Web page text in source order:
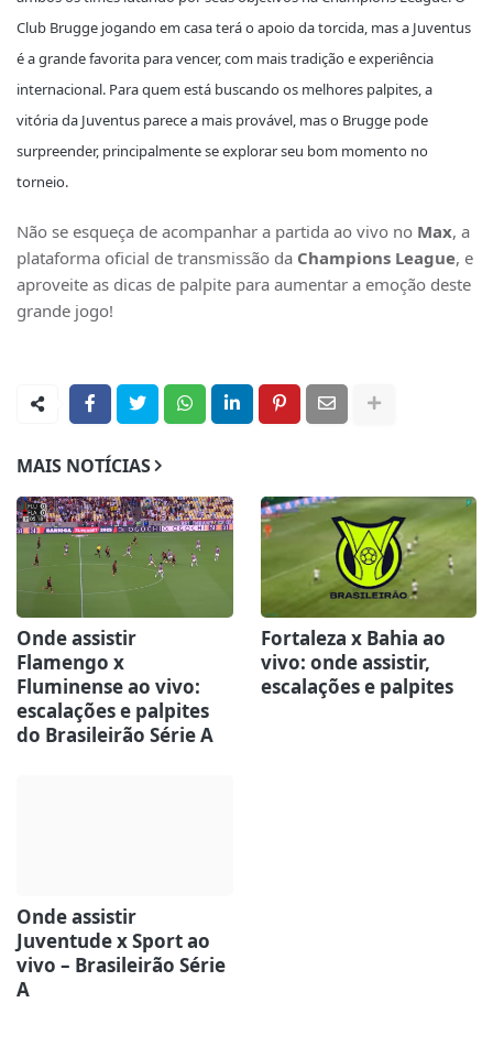
Club Brugge jogando em casa terá o apoio da torcida, mas a Juventus
é a grande favorita para vencer, com mais tradição e experiência
internacional. Para quem está buscando os melhores palpites, a
vitória da Juventus parece a mais provável, mas o Brugge pode
surpreender, principalmente se explorar seu bom momento no
torneio.
Não se esqueça de acompanhar a partida ao vivo no Max, a
plataforma oficial de transmissão da Champions League, e
aproveite as dicas de palpite para aumentar a emoção deste
grande jogo!
MAIS NOTÍCIAS
Onde assistir
Flamengo x
Fluminense ao vivo:
escalações e palpites
do Brasileirão Série A
Fortaleza x Bahia ao
vivo: onde assistir,
escalações e palpites
Onde assistir
Juventude x Sport ao
vivo – Brasileirão Série
A